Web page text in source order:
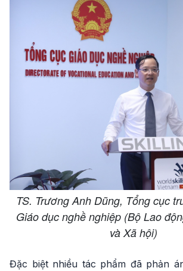
TS. Trương Anh Dũng, Tổng cục
Giáo dục nghề nghiệp (Bộ Lao
và Xã hội)
Đặc biệt nhiều tác phẩm đã phản